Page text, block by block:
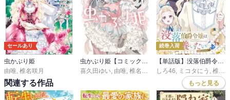
セールあり
虫かぶり姫
由唯 椎名咲月
喜久田ゆい 由唯 椎名咲月
続巻入荷
しろ46
ミコタにう 椎名咲月
関連する作品 もっと見る